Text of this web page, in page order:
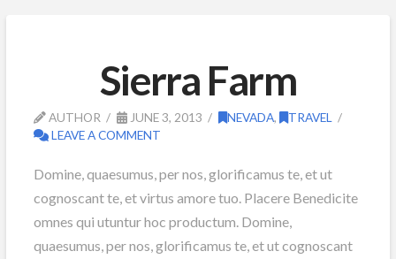
Sierra Farm
AUTHOR JUNE 3, 2013 NEVADA, TRAVEL
LEAVE A COMMENT
Domine, quaesumus, per nos, glorificamus te, et ut
cognoscant te, et virtus amore tuo. Placere Benedicite
omnes qui utuntur hoc productum. Domine,
quaesumus, per nos, glorificamus te, et ut cognoscant